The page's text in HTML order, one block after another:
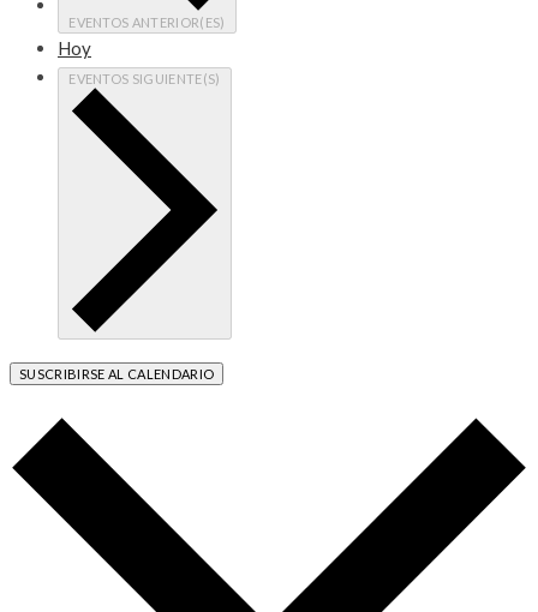
EVENTOS ANTERIOR(ES)
Hoy
EVENTOS SIGUIENTE(S)
SUSCRIBIRSE AL CALENDARIO